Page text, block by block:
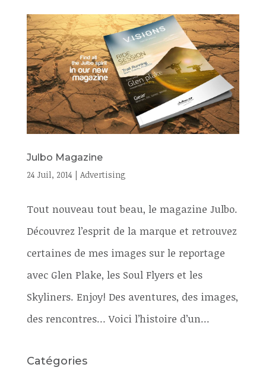
Julbo Magazine
24 Juil, 2014 | Advertising
Tout nouveau tout beau, le magazine Julbo.
Découvrez l’esprit de la marque et retrouvez
certaines de mes images sur le reportage
avec Glen Plake, les Soul Flyers et les
Skyliners. Enjoy! Des aventures, des images,
des rencontres… Voici l’histoire d’un...
Catégories